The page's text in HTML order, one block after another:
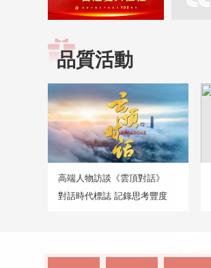
品質活動
高端人物訪談《雲頂對話》
對話時代標誌 記錄思考豐度